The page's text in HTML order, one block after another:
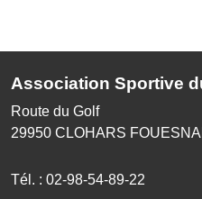
Association Sportive
Route du Golf
29950 CLOHARS
Tél. : 02-98-54-89-22